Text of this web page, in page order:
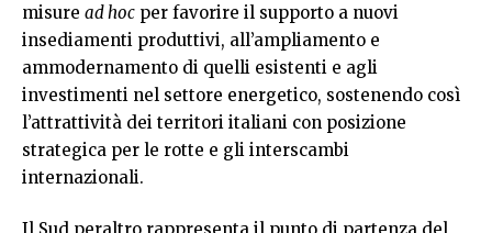
misure ad hoc per favorire il supporto a nuovi
insediamenti produttivi, all’ampliamento e
ammodernamento di quelli esistenti e agli
investimenti nel settore energetico, sostenendo così
l’attrattività dei territori italiani con posizione
strategica per le rotte e gli interscambi
internazionali.